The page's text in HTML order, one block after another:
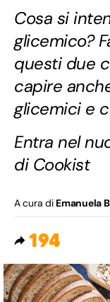
Cosa si
glicemico?
questi due
capire
glicemici e
Entra nel
di Cookist
A cura di Emanuela
194